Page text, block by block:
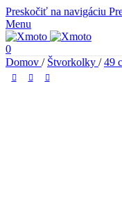
Preskočiť na navigáciu
Menu
0
Domov / Štvorkolky / 49